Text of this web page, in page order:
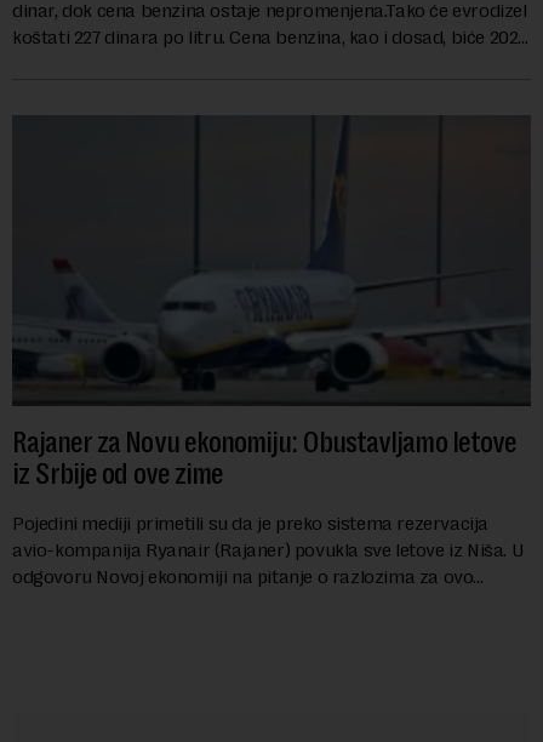
dinar, dok cena benzina ostaje nepromenjena.Tako će evrodizel
koštati 227 dinara po litru. Cena benzina, kao i dosad, biće 202
Rajaner za Novu ekonomiju: Obustavljamo letove
iz Srbije od ove zime
Pojedini mediji primetili su da je preko sistema rezervacija
avio-kompanija Ryanair (Rajaner) povukla sve letove iz Niša. U
odgovoru Novoj ekonomiji na pitanje o razlozima za ovo